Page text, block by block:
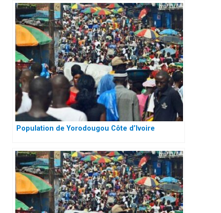
Population de Yorodougou Côte d’Ivoire